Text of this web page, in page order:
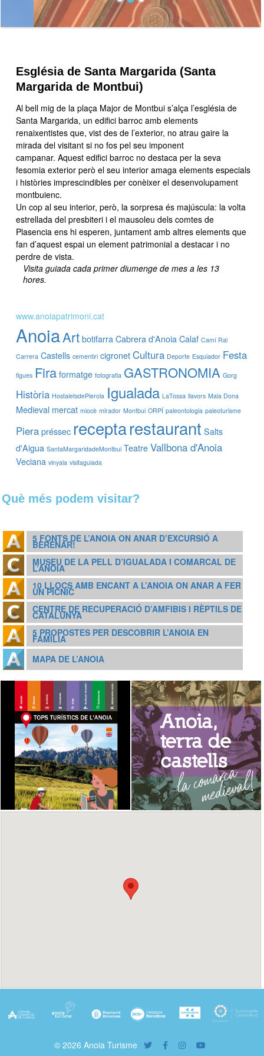
Església de Santa Margarida (Santa
Margarida de Montbui)
Al bell mig de la plaça Major de Montbui s’alça l’església de
Santa Margarida, un edifici barroc amb elements
renaixentistes que, vist des de l’exterior, no atrau gaire la
mirada del visitant si no fos pel seu imponent
campanar. Aquest edifici barroc no destaca per la seva
fesomia exterior però el seu interior amaga elements especials
i històries imprescindibles per conèixer el desenvolupament
montbuienc.
Un cop al seu interior, però, la sorpresa és majúscula: la volta
estrellada del presbiteri i el mausoleu dels comtes de
Plasencia ens hi esperen, juntament amb altres elements que
fan d’aquest espai un element patrimonial a destacar i no
perdre de vista.
Visita guiada cada primer diumenge de mes a les 13
hores.
www.anoiapatrimoni.cat
AnoiaArt botifarra Cabrera d'Anoia Calaf Camí Ral
Carrera Castells cementiri cigronet Cultura Deporte Esquiador Festa
figues Fira formatge fotografia GASTRONOMIA Gorg
Història HostaletsdePierola Igualada LaTossa llavors Mala Dona
Medieval mercat miocè mirador Montbui ORPÍ paleontologia paleoturisme
Piera préssec receptarestaurant Salts
d'Aigua SantaMargaridadeMontbui Teatre Vallbona d'Anoia
Veciana vinyala visitaguiada
Què més podem visitar?
5 FONTS DE L’ANOIA ON ANAR D’EXCURSIÓ A
BERENAR!
MUSEU DE LA PELL D’IGUALADA I COMARCAL DE
L’ANOIA
10 LLOCS AMB ENCANT A L’ANOIA ON ANAR A FER
UN PÍCNIC
CENTRE DE RECUPERACIÓ D’AMFIBIS I RÈPTILS DE
CATALUNYA
5 PROPOSTES PER DESCOBRIR L’ANOIA EN
FAMÍLIA
MAPA DE L’ANOIA
© 2026 Anoia Turisme